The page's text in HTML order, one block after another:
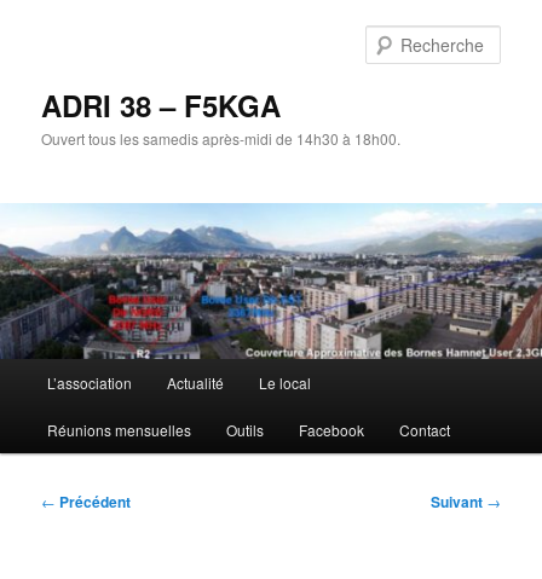
ADRI 38 – F5KGA
Ouvert tous les samedis après-midi de 14h30 à 18h00.
principal
L’association Actualité Le local
Réunions mensuelles Outils Facebook Contact
Navigation
← Précédent Suivant →